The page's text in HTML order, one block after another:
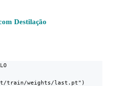
Destilação
train/weights/last.pt")